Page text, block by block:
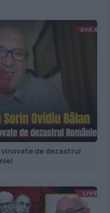
de dezastrul